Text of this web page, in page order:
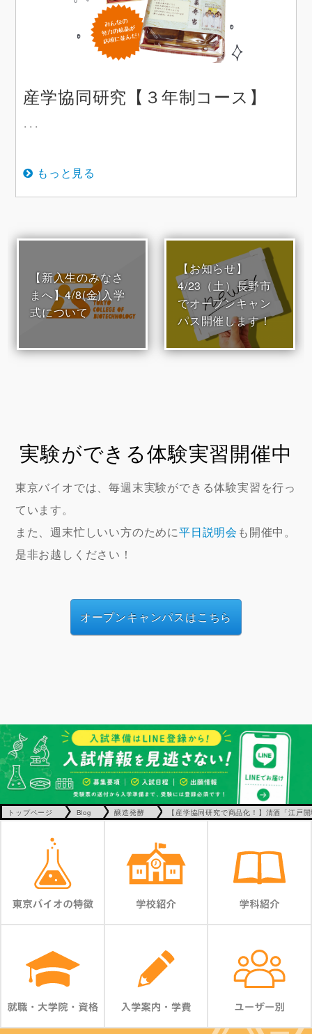
産学協同研究【３年制コース】
･･･
もっと見る
【新入生のみなさ
まへ】4/8(金)入学
式について
【お知らせ】
4/23（土）長野市
でオープンキャン
パス開催します！
実験ができる体験実習開催中
東京バイオでは、毎週末実験ができる体験実習を行っ
ています。
また、週末忙しいい方のために平日説明会 も開催中。
是非お越しください！
オープンキャンパスはこちら
トップページ Blog 醸造発酵 【産学協同研究で商品化！】清酒「江戸